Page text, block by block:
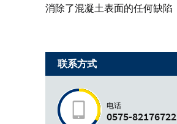
消除了混凝土表面的任何缺陷
联系方式
电话
0575-82176722